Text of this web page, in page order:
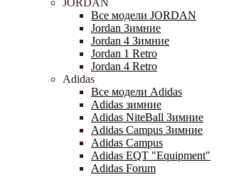
JORDAN
Все модели JORDAN
Jordan Зимние
Jordan 4 Зимние
Jordan 1 Retro
Jordan 4 Retro
Adidas
Все модели Adidas
Adidas зимние
Adidas NiteBall Зимние
Adidas Campus Зимние
Adidas Campus
Adidas EQT "Equipment"
Adidas Forum